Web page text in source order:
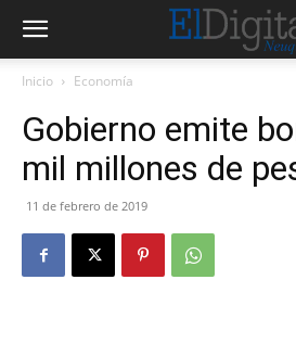
Inicio Economía
Gobierno emite
mil millones de
11 de febrero de 2019